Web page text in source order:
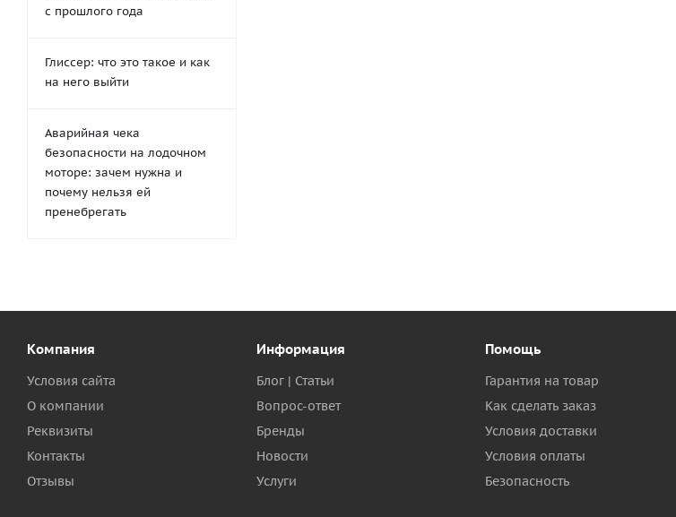
с прошлого года
Глиссер: что это такое и как
на него выйти
Аварийная чека
безопасности на лодочном
моторе: зачем нужна и
почему нельзя ей
пренебрегать
Компания
Условия сайта
О компании
Реквизиты
Контакты
Отзывы
Информация
Блог | Статьи
Вопрос-ответ
Бренды
Новости
Услуги
Помощь
Гарантия на товар
Как сделать заказ
Условия доставки
Условия оплаты
Безопасность